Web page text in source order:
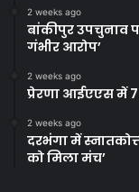
2 weeks ago
बांकीपुर उपचुनाव
गंभीर आरोप’
2 weeks ago
प्रेरणा आईएएस में
2 weeks ago
दरभंगा में
को मिला मंच’